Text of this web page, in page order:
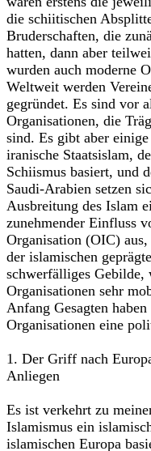
die schiitischen
Bruderschaften, die
hatten, dann aber
wurden auch moderne
Weltweit werden
gegründet. Es sind vor
Organisationen, die
sind. Es gibt aber
iranische Staatsislam,
Schiismus basiert, und
Saudi-Arabien setzen
Ausbreitung des Islam
zunehmender Einfluss
Organisation (OIC)
der islamischen
schwerfälliges Gebilde,
Organisationen sehr
Anfang Gesagten
Organisationen eine
1. Der Griff nach
Anliegen
Es ist verkehrt zu
Islamismus ein
islamischen Europa